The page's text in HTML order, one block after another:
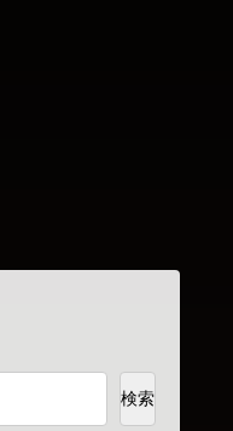
検索